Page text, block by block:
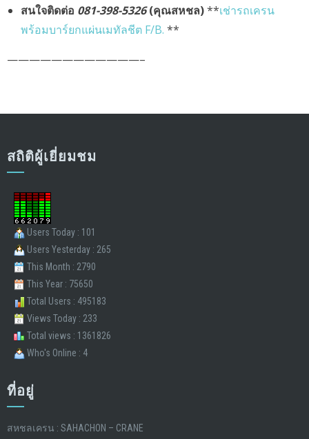
สนใจติดต่อ 081-398-5326(คุณสหชล)**เช่ารถเครน
พร้อมบาร์ยกแผ่นเมทัลชีต F/B. **
————————————–
สถิติผู้เยี่ยมชม
Users Today : 101
Users Yesterday : 265
This Month : 2790
This Year : 75650
Total Users : 495183
Views Today : 233
Total views : 1361826
Who's Online : 4
ที่อยู่
สหชลเครน : SAHACHON – CRANE